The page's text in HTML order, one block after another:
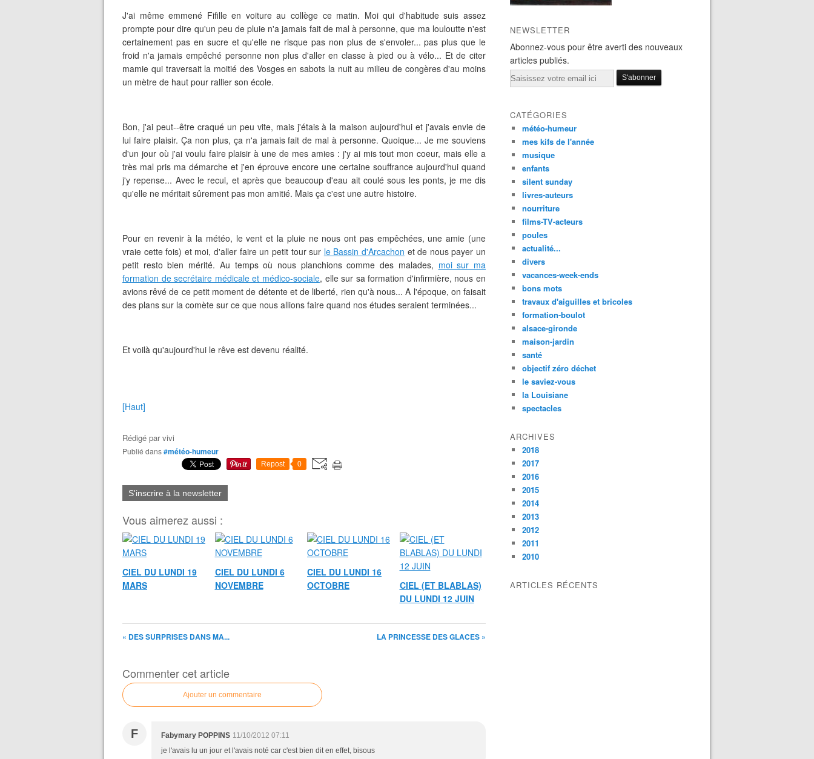
J'ai même emmené Fifille en voiture au collège ce matin. Moi qui d'habitude suis assez
prompte pour dire qu'un peu de pluie n'a jamais fait de mal à personne, que ma louloutte n'est
certainement pas en sucre et qu'elle ne risque pas non plus de s'envoler... pas plus que le
froid n'a jamais empêché personne non plus d'aller en classe à pied ou à vélo... Et de citer
mamie qui traversait la moitié des Vosges en sabots la nuit au milieu de congères d'au moins
un mètre de haut pour rallier son école.
Bon, j'ai peut--être craqué un peu vite, mais j'étais à la maison aujourd'hui et j'avais envie de
lui faire plaisir. Ça non plus, ça n'a jamais fait de mal à personne. Quoique... Je me souviens
d'un jour où j'ai voulu faire plaisir à une de mes amies : j'y ai mis tout mon coeur, mais elle a
très mal pris ma démarche et j'en éprouve encore une certaine souffrance aujourd'hui quand
j'y repense... Avec le recul, et après que beaucoup d'eau ait coulé sous les ponts, je me dis
qu'elle ne méritait sûrement pas mon amitié. Mais ça c'est une autre histoire.
Pour en revenir à la météo, le vent et la pluie ne nous ont pas empêchées, une amie (une
vraie cette fois) et moi, d'aller faire un petit tour sur le Bassin d'Arcachon et de nous payer un
petit resto bien mérité. Au temps où nous planchions comme des malades, moi sur ma
formation de secrétaire médicale et médico-sociale, elle sur sa formation d'infirmière, nous en
avions rêvé de ce petit moment de détente et de liberté, rien qu'à nous... A l'époque, on faisait
des plans sur la comète sur ce que nous allions faire quand nos études seraient terminées...
Et voilà qu'aujourd'hui le rêve est devenu réalité.
[Haut]
Rédigé parvivi
Publié dans#météo-humeur
Repost 0
S'inscrire à la newsletter
Vous aimerez aussi :
CIEL DU LUNDI 19
MARS
CIEL DU LUNDI 6
NOVEMBRE
CIEL DU LUNDI 16
OCTOBRE
CIEL (ET BLABLAS)
DU LUNDI 12 JUIN
« DES SURPRISES DANS MA... LA PRINCESSE DES GLACES »
Commenter cet article
Ajouter un commentaire
F Fabymary POPPINS 11/10/2012 07:11
je l'avais lu un jour et l'avais noté car c'est bien dit en effet, bisous
NEWSLETTER
Abonnez-vous pour être averti des nouveaux
articles publiés.
Email
CATÉGORIES
météo-humeur
mes kifs de l'année
musique
enfants
silent sunday
livres-auteurs
nourriture
films-TV-acteurs
poules
actualité...
divers
vacances-week-ends
bons mots
travaux d'aiguilles et bricoles
formation-boulot
alsace-gironde
maison-jardin
santé
objectif zéro déchet
le saviez-vous
la Louisiane
spectacles
ARCHIVES
2018
2017
2016
2015
2014
2013
2012
2011
2010
ARTICLES RÉCENTS